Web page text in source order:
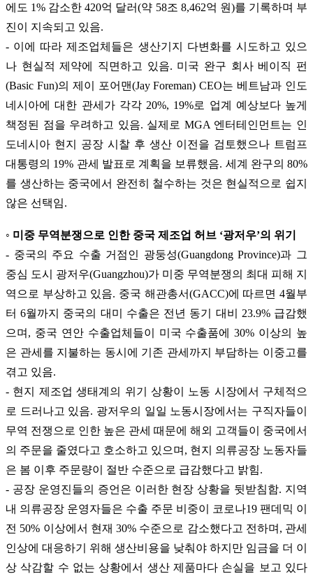
에도 1% 감소한 420억 달러(약 58조 8,462억 원)를 기록하며 부
진이 지속되고 있음.
- 이에 따라 제조업체들은 생산기지 다변화를 시도하고 있으
나 현실적 제약에 직면하고 있음. 미국 완구 회사 베이직 펀
(Basic Fun)의 제이 포어맨(Jay Foreman) CEO는 베트남과 인도
네시아에 대한 관세가 각각 20%, 19%로 업계 예상보다 높게
책정된 점을 우려하고 있음. 실제로 MGA 엔터테인먼트는 인
도네시아 현지 공장 시찰 후 생산 이전을 검토했으나 트럼프
대통령의 19% 관세 발표로 계획을 보류했음. 세계 완구의 80%
를 생산하는 중국에서 완전히 철수하는 것은 현실적으로 쉽지
않은 선택임.
◦ 미중 무역분쟁으로 인한 중국 제조업 허브 ‘광저우’의 위기
- 중국의 주요 수출 거점인 광둥성(Guangdong Province)과 그
중심 도시 광저우(Guangzhou)가 미중 무역분쟁의 최대 피해 지
역으로 부상하고 있음. 중국 해관총서(GACC)에 따르면 4월부
터 6월까지 중국의 대미 수출은 전년 동기 대비 23.9% 급감했
으며, 중국 연안 수출업체들이 미국 수출품에 30% 이상의 높
은 관세를 지불하는 동시에 기존 관세까지 부담하는 이중고를
겪고 있음.
- 현지 제조업 생태계의 위기 상황이 노동 시장에서 구체적으
로 드러나고 있음. 광저우의 일일 노동시장에서는 구직자들이
무역 전쟁으로 인한 높은 관세 때문에 해외 고객들이 중국에서
의 주문을 줄였다고 호소하고 있으며, 현지 의류공장 노동자들
은 봄 이후 주문량이 절반 수준으로 급감했다고 밝힘.
- 공장 운영진들의 증언은 이러한 현장 상황을 뒷받침함. 지역
내 의류공장 운영자들은 수출 주문 비중이 코로나19 팬데믹 이
전 50% 이상에서 현재 30% 수준으로 감소했다고 전하며, 관세
인상에 대응하기 위해 생산비용을 낮춰야 하지만 임금을 더 이
상 삭감할 수 없는 상황에서 생산 제품마다 손실을 보고 있다